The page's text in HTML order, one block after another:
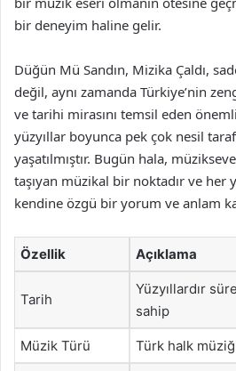
bir deneyim haline gelir.
Düğün Mü Sandın, Mizika Çaldı,
değil, aynı zamanda Türkiye’nin
ve tarihi mirasını temsil eden
yüzyıllar boyunca pek çok nesil
yaşatılmıştır. Bugün hala,
taşıyan müzikal bir noktadır ve her
kendine özgü bir yorum ve anlam
Özellik Açıklama
Tarih
Yüzyıllardır
sahip
Müzik Türü Türk halk